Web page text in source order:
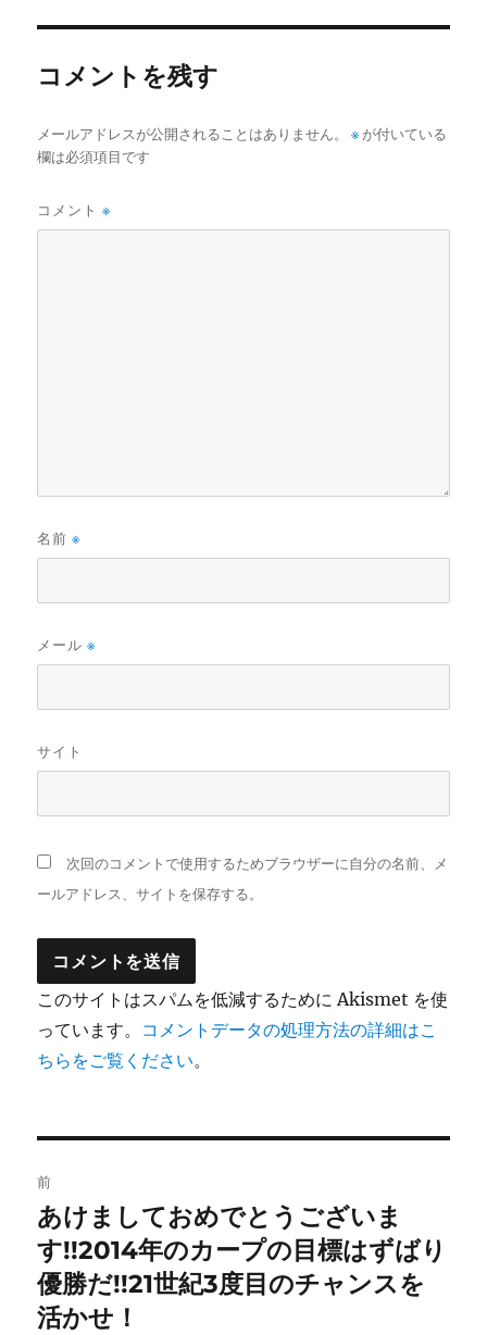
コメントを残す
メールアドレスが公開されることはありません。 ※ が付いている
欄は必須項目です
コメント※
名前※
メール※
サイト
次回のコメントで使用するためブラウザーに自分の名前、メ
ールアドレス、サイトを保存する。
このサイトはスパムを低減するために Akismet を使
っています。 コメントデータの処理方法の詳細はこ
ちらをご覧ください。
稿
ナ
ビ
前
前
の
投
稿:
あけましておめでとうございま
す!!2014年のカープの目標はずばり
優勝だ!!21世紀3度目のチャンスを
活かせ！